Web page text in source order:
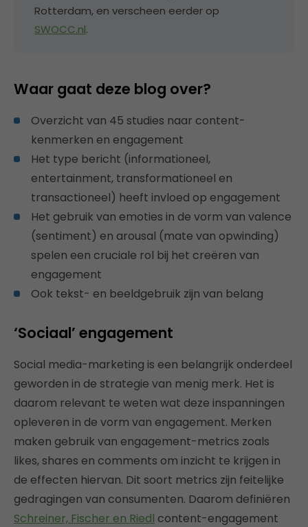
Rotterdam, en verscheen eerder op
SWOCC.nl.
Waar gaat deze blog over?
Overzicht van 45 studies naar content-
kenmerken en engagement
Het type bericht (informationeel,
entertainment, transformationeel en
transactioneel) heeft invloed op engagement
Het gebruik van emoties in de vorm van valence
(sentiment) en arousal (mate van opwinding)
spelen een cruciale rol bij het creëren van
engagement
Ook tekst- en beeldgebruik zijn van belang
‘Sociaal’ engagement
Social media-marketing is een belangrijk onderdeel
geworden in de strategie van menig merk. Het is
daarom relevant te weten wat deze inspanningen
opleveren in de vorm van engagement. Merken
maken gebruik van engagement-metrics zoals
likes, shares en comments om inzicht te krijgen in
de effecten hiervan. Dit soort metrics zijn feitelijke
gedragingen van consumenten. Daarom definiëren
Schreiner, Fischer en Riedl content-engagement